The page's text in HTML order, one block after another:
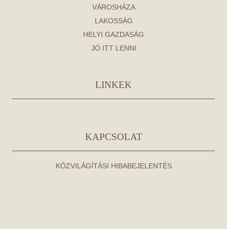
VÁROSHÁZA
LAKOSSÁG
HELYI GAZDASÁG
JÓ ITT LENNI
LINKEK
KAPCSOLAT
KÖZVILÁGÍTÁSI HIBABEJELENTÉS